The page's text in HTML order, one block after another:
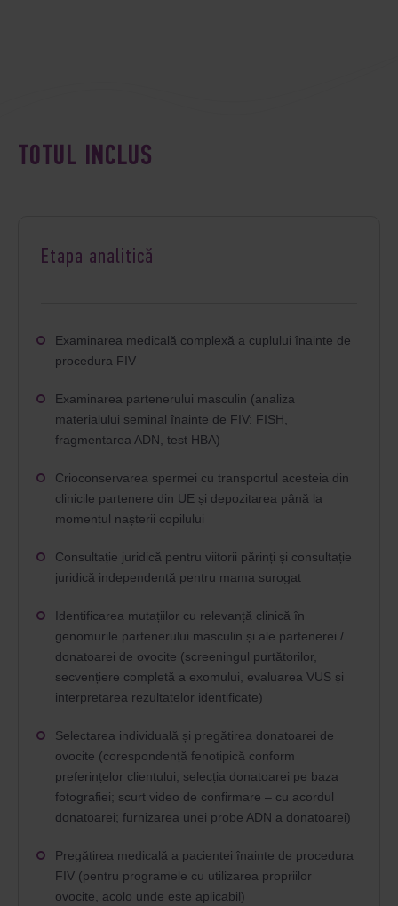
TOTUL INCLUS
Etapa analitică
Examinarea medicală complexă a cuplului înainte de
procedura FIV
Examinarea partenerului masculin (analiza
materialului seminal înainte de FIV: FISH,
fragmentarea ADN, test HBA)
Crioconservarea spermei cu transportul acesteia din
clinicile partenere din UE și depozitarea până la
momentul nașterii copilului
Consultație juridică pentru viitorii părinți și consultație
juridică independentă pentru mama surogat
Identificarea mutațiilor cu relevanță clinică în
genomurile partenerului masculin și ale partenerei /
donatoarei de ovocite (screeningul purtătorilor,
secvențiere completă a exomului, evaluarea VUS și
interpretarea rezultatelor identificate)
Selectarea individuală și pregătirea donatoarei de
ovocite (corespondență fenotipică conform
preferințelor clientului; selecția donatoarei pe baza
fotografiei; scurt video de confirmare – cu acordul
donatoarei; furnizarea unei probe ADN a donatoarei)
Pregătirea medicală a pacientei înainte de procedura
FIV (pentru programele cu utilizarea propriilor
ovocite, acolo unde este aplicabil)